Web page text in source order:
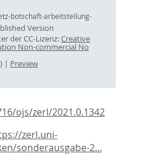
botschaft-arbeitsteilung-
Version
der CC-Lizenz:Creative
Non-commercial No
| Preview
ojs/zerl/2021.0.1342
zerl.uni-
sonderausgabe-2...